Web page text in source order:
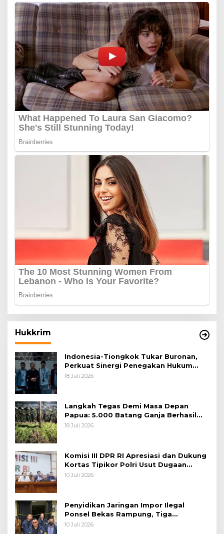
Hukkrim
Indonesia-Tiongkok Tukar Buronan,
Perkuat Sinergi Penegakan Hukum
Lintas Negara
18 Juli 2026
Langkah Tegas Demi Masa Depan
Papua: 5.000 Batang Ganja Berhasil
Diungkap Koops TNI Habema
18 Juli 2026
Komisi III DPR RI Apresiasi dan Dukung
Kortas Tipikor Polri Usut Dugaan
Korupsi Batu Bara
10 Juli 2026
Penyidikan Jaringan Impor Ilegal
Ponsel Bekas Rampung, Tiga
Tersangka Sudah P-21 dan Satu Buron
10 Juli 2026